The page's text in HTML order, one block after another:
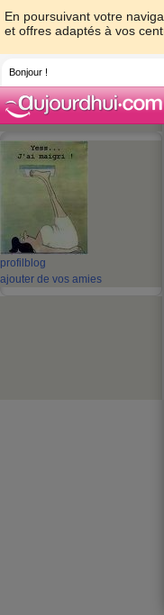
En poursuivant votre
et offres adaptés à vos
Bonjour !
profil blog
ajouter de vos amies